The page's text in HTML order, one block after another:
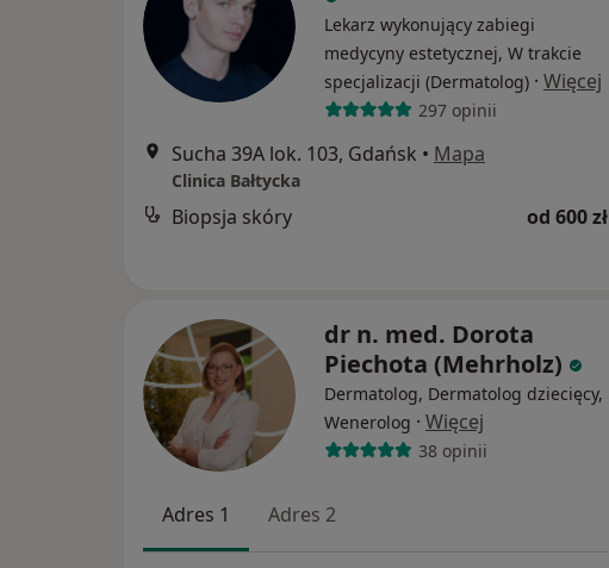
Lekarz wykonujący zabiegi
medycyny estetycznej, W trakcie
specjalizacji (Dermatolog) · Więcej
297 opinii
Sucha 39A lok. 103, Gdańsk • Mapa
Clinica Bałtycka
Biopsja skóry od 600 zł
dr n. med. Dorota
Piechota (Mehrholz)
Dermatolog, Dermatolog dziecięcy,
Wenerolog · Więcej
38 opinii
Adres 1 Adres 2